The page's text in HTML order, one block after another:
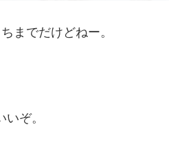
までだけどねー。
ぞ。